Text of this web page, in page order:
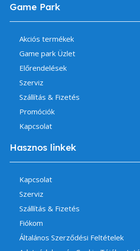
Game Park
Akciós termékek
Game park Üzlet
Előrendelések
Szerviz
Szállítás & Fizetés
Promóciók
Kapcsolat
Hasznos linkek
Kapcsolat
Szerviz
Szállítás & Fizetés
Fiókom
Általános Szerződési Feltételek